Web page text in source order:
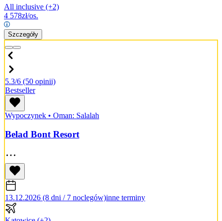
All inclusive (+2)
4 578zł/os.
Szczegóły
5.3/6 (50 opinii)
Bestseller
Wypoczynek • Oman: Salalah
Belad Bont Resort
13.12.2026 (8 dni / 7 noclegów)inne terminy